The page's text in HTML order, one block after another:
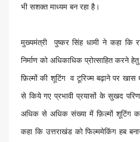
भी सशक्त माध्यम बन रहा है।
मुख्यमंत्री पुष्कर सिंह धामी ने कहा कि
निर्माण को अधिकाधिक प्रोत्साहित करने
फ़िल्मों की शूटिंग व टूरिज्म बढ़ाने पर
से किये गए प्रभावी प्रयासों के सुखद
अधिक से अधिक संख्या में फ़िल्मों शूटिंग का
कहा कि उत्तराखंड को फिल्ममेकिंग हब